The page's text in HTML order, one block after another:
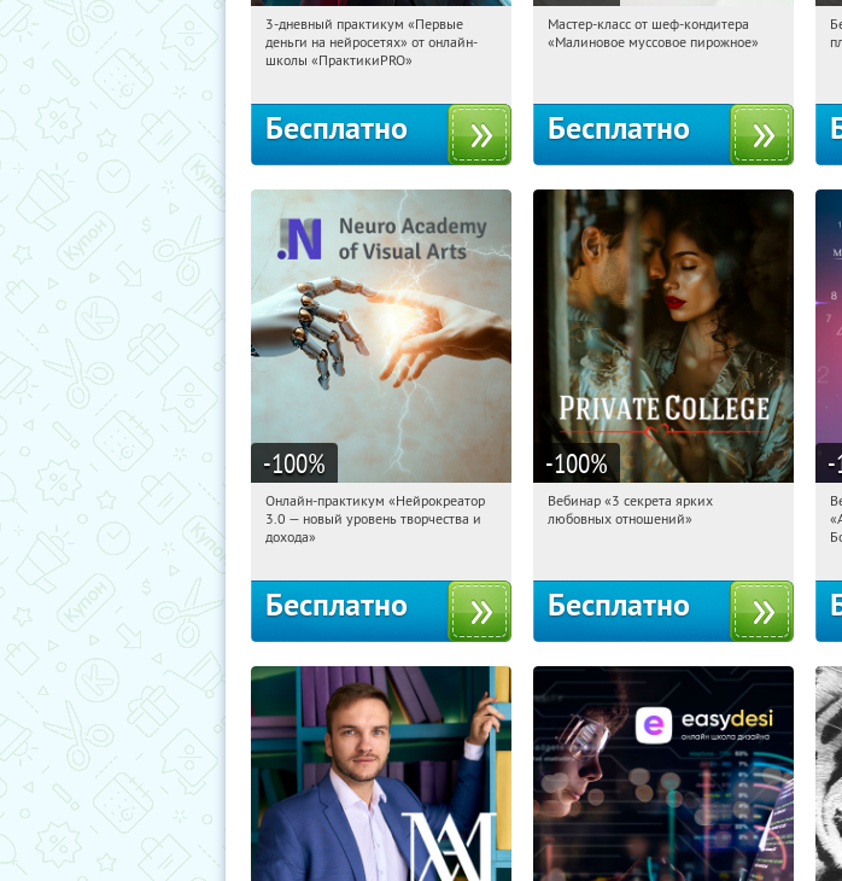
08:34:38 Получили:
Россия
3-дневный практикум «Первые
деньги на нейросетях» от онлайн-
школы «ПрактикиPRO»
Бесплатно
08:34:38 Получили:
Мастер-класс от шеф-кондитера
«Малиновое муссовое пирожное»
Бесплатно
-100%
08:34:38 Получили:20
Россия
Онлайн-практикум «Нейрокреатор
3.0 — новый уровень творчества и
дохода»
Бесплатно
-100%
08:34:38 Получили:
Вебинар «3 секрета ярких
любовных отношений»
Бесплатно
-